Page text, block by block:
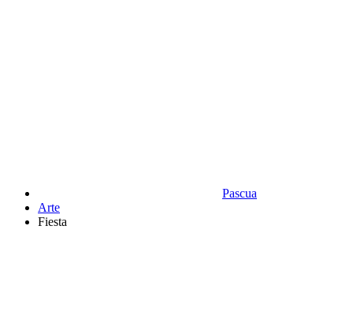
Pascua
Аrte
Fiesta